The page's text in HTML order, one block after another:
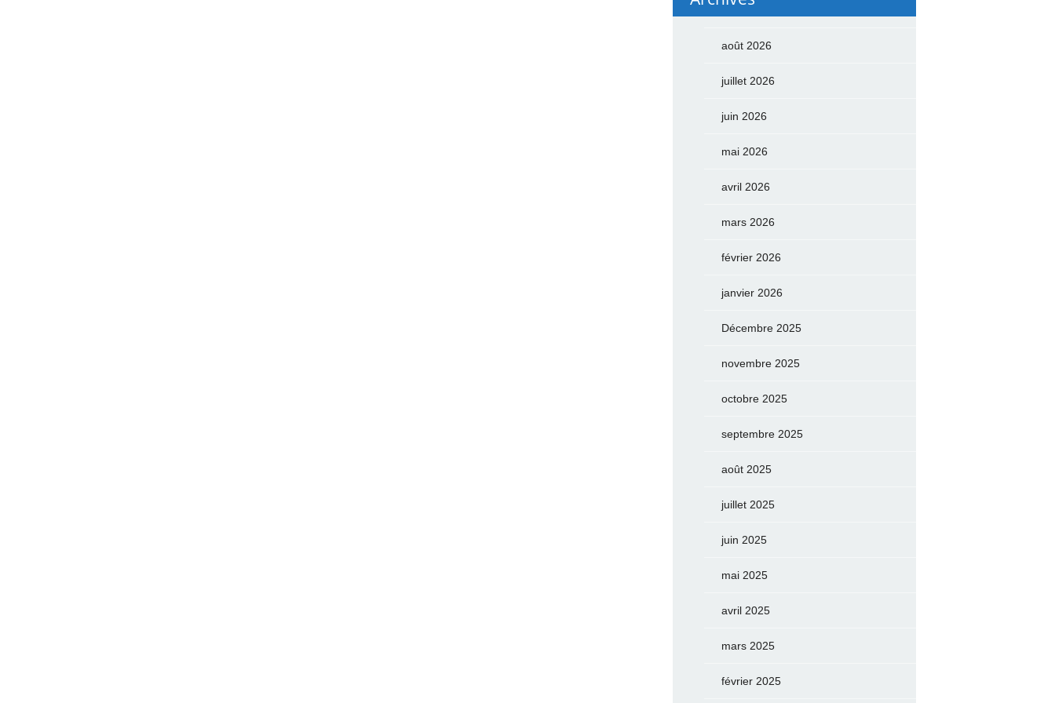
août 2026
juillet 2026
juin 2026
mai 2026
avril 2026
mars 2026
février 2026
janvier 2026
Décembre 2025
novembre 2025
octobre 2025
septembre 2025
août 2025
juillet 2025
juin 2025
mai 2025
avril 2025
mars 2025
février 2025